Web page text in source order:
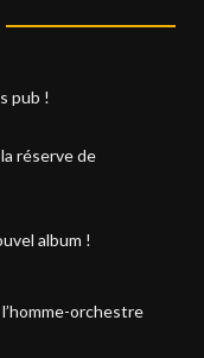
pub !
réserve de
album !
orchestre